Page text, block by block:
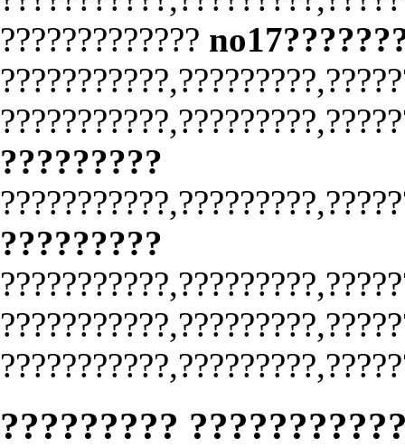
?????????????
?????????
?????????
?????????